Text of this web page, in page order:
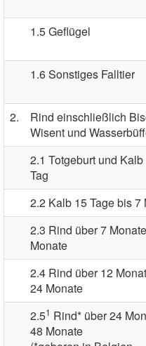
1.5 Geflügel
1.6 Sonstiges Falltier
2.
Rind einschließlich
Wisent und
2.1 Totgeburt und
Tag
2.2 Kalb 15 Tage bis 7
2.3 Rind über 7
Monate
2.4 Rind über 12
24 Monate
2.51 Rind* über 24
48 Monate